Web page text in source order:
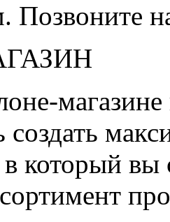
Позвоните
создать
в который